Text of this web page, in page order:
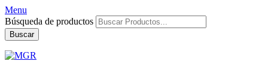
Menu
Búsqueda de productos
Buscar